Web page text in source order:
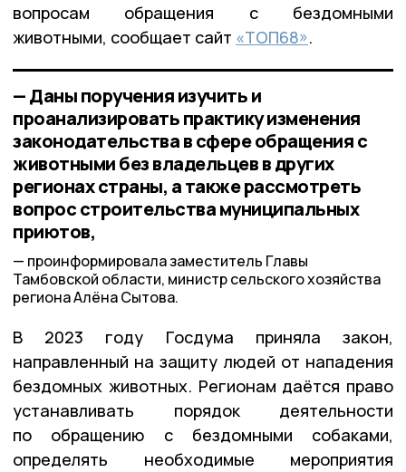
вопросам обращения с бездомными
животными, сообщает сайт «ТОП68».
— Даны поручения изучить и
проанализировать практику изменения
законодательства в сфере обращения с
животными без владельцев в других
регионах страны, а также рассмотреть
вопрос строительства муниципальных
приютов,
проинформировала заместитель Главы
Тамбовской области, министр сельского хозяйства
региона Алёна Сытова.
В 2023 году Госдума приняла закон,
направленный на защиту людей от нападения
бездомных животных. Регионам даётся право
устанавливать порядок деятельности
по обращению с бездомными собаками,
определять необходимые мероприятия